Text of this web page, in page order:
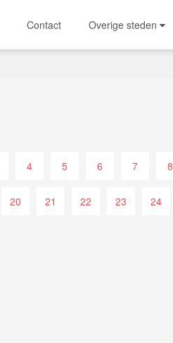
Contact Overige steden
4 5 6 7 8
20 21 22 23 24